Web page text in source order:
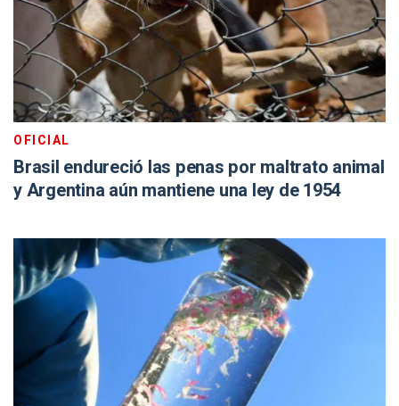
OFICIAL
Brasil endureció las penas por maltrato animal
y Argentina aún mantiene una ley de 1954